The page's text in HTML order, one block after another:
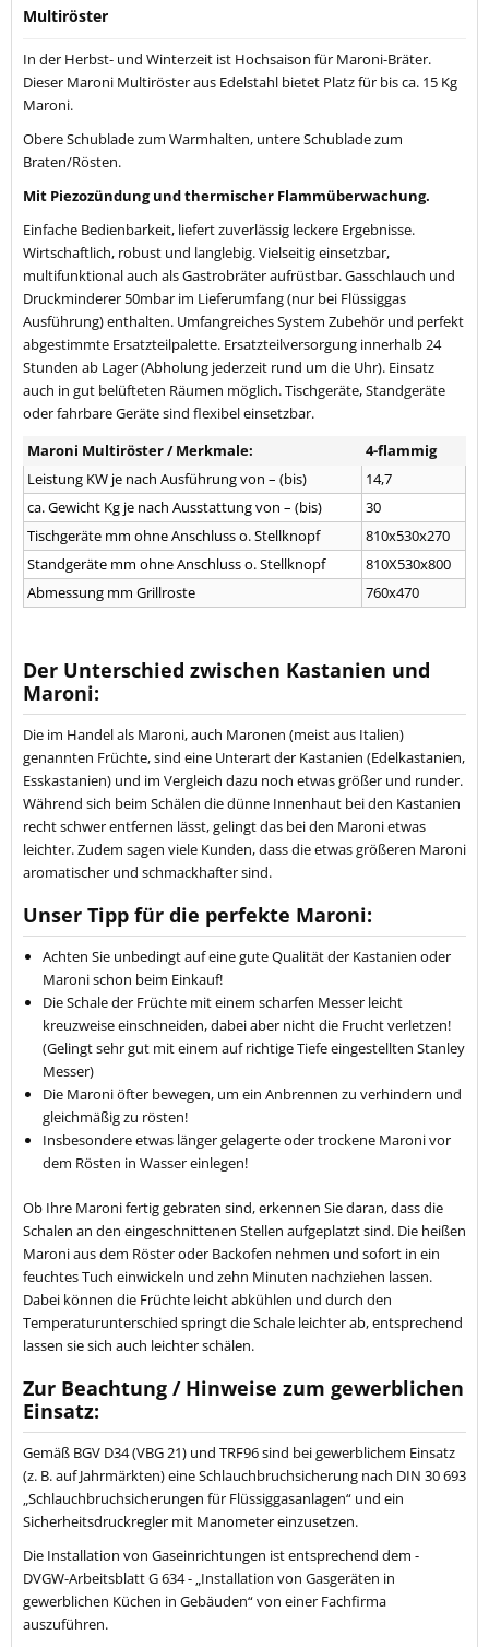
Multiröster
In der Herbst- und Winterzeit ist Hochsaison für Maroni-Bräter.
Dieser Maroni Multiröster aus Edelstahl bietet Platz für bis ca. 15 Kg
Maroni.
Obere Schublade zum Warmhalten, untere Schublade zum
Braten/Rösten.
Mit Piezozündung und thermischer Flammüberwachung.
Einfache Bedienbarkeit, liefert zuverlässig leckere Ergebnisse.
Wirtschaftlich, robust und langlebig. Vielseitig einsetzbar,
multifunktional auch als Gastrobräter aufrüstbar. Gasschlauch und
Druckminderer 50mbar im Lieferumfang (nur bei Flüssiggas
Ausführung) enthalten. Umfangreiches System Zubehör und perfekt
abgestimmte Ersatzteilpalette. Ersatzteilversorgung innerhalb 24
Stunden ab Lager (Abholung jederzeit rund um die Uhr). Einsatz
auch in gut belüfteten Räumen möglich. Tischgeräte, Standgeräte
oder fahrbare Geräte sind flexibel einsetzbar.
Maroni Multiröster / Merkmale:
4-flammig
Leistung KW je nach Ausführung von – (bis)
14,7
ca. Gewicht Kg je nach Ausstattung von – (bis)
30
Tischgeräte mm ohne Anschluss o. Stellknopf
810x530x270
Standgeräte mm ohne Anschluss o. Stellknopf
810X530x800
Abmessung mm Grillroste
760x470
Der Unterschied zwischen Kastanien und
Maroni:
Die im Handel als Maroni, auch Maronen (meist aus Italien)
genannten Früchte, sind eine Unterart der Kastanien (Edelkastanien,
Esskastanien) und im Vergleich dazu noch etwas größer und runder.
Während sich beim Schälen die dünne Innenhaut bei den Kastanien
recht schwer entfernen lässt, gelingt das bei den Maroni etwas
leichter. Zudem sagen viele Kunden, dass die etwas größeren Maroni
aromatischer und schmackhafter sind.
Unser Tipp für die perfekte Maroni:
Achten Sie unbedingt auf eine gute Qualität der Kastanien oder
Maroni schon beim Einkauf!
Die Schale der Früchte mit einem scharfen Messer leicht
kreuzweise einschneiden, dabei aber nicht die Frucht verletzen!
(Gelingt sehr gut mit einem auf richtige Tiefe eingestellten Stanley
Messer)
Die Maroni öfter bewegen, um ein Anbrennen zu verhindern und
gleichmäßig zu rösten!
Insbesondere etwas länger gelagerte oder trockene Maroni vor
dem Rösten in Wasser einlegen!
Ob Ihre Maroni fertig gebraten sind, erkennen Sie daran, dass die
Schalen an den eingeschnittenen Stellen aufgeplatzt sind. Die heißen
Maroni aus dem Röster oder Backofen nehmen und sofort in ein
feuchtes Tuch einwickeln und zehn Minuten nachziehen lassen.
Dabei können die Früchte leicht abkühlen und durch den
Temperaturunterschied springt die Schale leichter ab, entsprechend
lassen sie sich auch leichter schälen.
Zur Beachtung / Hinweise zum gewerblichen
Einsatz:
Gemäß BGV D34 (VBG 21) und TRF96 sind bei gewerblichem Einsatz
(z. B. auf Jahrmärkten) eine Schlauchbruchsicherung nach DIN 30 693
„Schlauchbruchsicherungen für Flüssiggasanlagen“ und ein
Sicherheitsdruckregler mit Manometer einzusetzen.
Die Installation von Gaseinrichtungen ist entsprechend dem -
DVGW-Arbeitsblatt G 634 - „Installation von Gasgeräten in
gewerblichen Küchen in Gebäuden“ von einer Fachfirma
auszuführen.